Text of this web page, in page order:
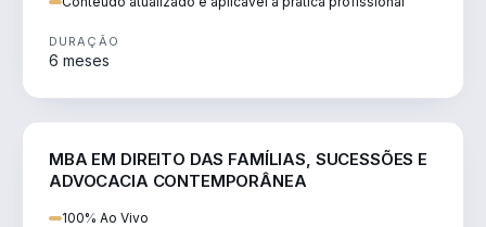
DURAÇÃO
6 meses
MBA EM DIREITO DAS FAMÍLIAS, SUCESSÕES E
ADVOCACIA CONTEMPORÂNEA
100% Ao Vivo